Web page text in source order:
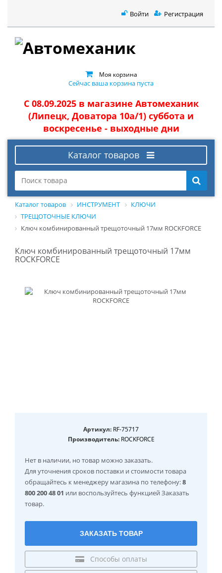
Войти Регистрация
Моя корзина
Сейчас ваша корзина пуста
С 08.09.2025 в магазине Автомеханик
(Липецк, Доватора 10а/1) суббота и
воскресенье - выходные дни
Каталог товаров
Каталог товаров ИНСТРУМЕНТ
КЛЮЧИ
ТРЕЩОТОЧНЫЕ КЛЮЧИ
Ключ комбинированный трещоточный 17мм ROCKFORCE
Ключ комбинированный трещоточный 17мм
ROCKFORCE
Артикул: RF-75717
Производитель:ROCKFORCE
Нет в наличии, но товар можно заказать.
Для уточнения сроков поставки и стоимости товара
обращайтесь к менеджеру магазина по телефону:8
800 200 48 01 или воспользуйтесь функцией Заказать
товар.
ЗАКАЗАТЬ ТОВАР
Способы оплаты